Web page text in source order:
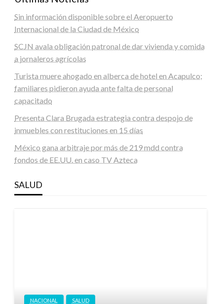
Sin información disponible sobre el Aeropuerto
Internacional de la Ciudad de México
SCJN avala obligación patronal de dar vivienda y comida
a jornaleros agrícolas
Turista muere ahogado en alberca de hotel en Acapulco;
familiares pidieron ayuda ante falta de personal
capacitado
Presenta Clara Brugada estrategia contra despojo de
inmuebles con restituciones en 15 días
México gana arbitraje por más de 219 mdd contra
fondos de EE.UU. en caso TV Azteca
SALUD
NACIONAL SALUD